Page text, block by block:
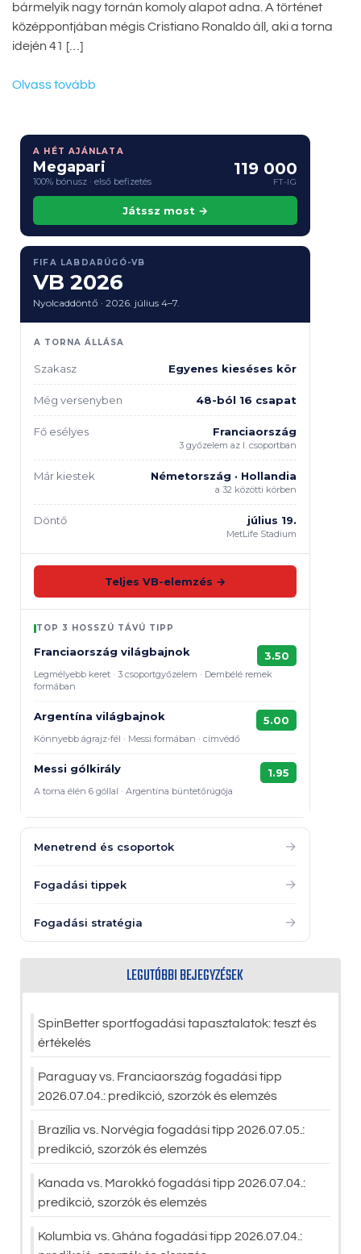
bármelyik nagy tornán komoly alapot adna. A történet
középpontjában mégis Cristiano Ronaldo áll, aki a torna
idején 41 […]
Olvass tovább
A HÉT AJÁNLATA
Megapari
100% bónusz · első befizetés
119 000
FT-IG
Játssz most →
FIFA LABDARÚGÓ-VB
VB 2026
Nyolcaddöntő · 2026. július 4–7.
A TORNA ÁLLÁSA
Szakasz Egyenes kieséses kör
Még versenyben 48-ból 16 csapat
Fő esélyes Franciaország
3 győzelem az I. csoportban
Már kiestek Németország · Hollandia
a 32 közötti körben
Döntő július 19.
MetLife Stadium
Teljes VB-elemzés →
TOP 3 HOSSZÚ TÁVÚ TIPP
Franciaország világbajnok 3.50
Legmélyebb keret · 3 csoportgyőzelem · Dembélé remek
formában
Argentína világbajnok 5.00
Könnyebb ágrajz-fél · Messi formában · címvédő
Messi gólkirály 1.95
A torna élén 6 góllal · Argentína büntetőrúgója
Menetrend és csoportok →
Fogadási tippek →
Fogadási stratégia →
LEGUTÓBBI BEJEGYZÉSEK
SpinBetter sportfogadási tapasztalatok: teszt és
értékelés
Paraguay vs. Franciaország fogadási tipp
2026.07.04.: predikció, szorzók és elemzés
Brazília vs. Norvégia fogadási tipp 2026.07.05.:
predikció, szorzók és elemzés
Kanada vs. Marokkó fogadási tipp 2026.07.04.:
predikció, szorzók és elemzés
Kolumbia vs. Ghána fogadási tipp 2026.07.04.: